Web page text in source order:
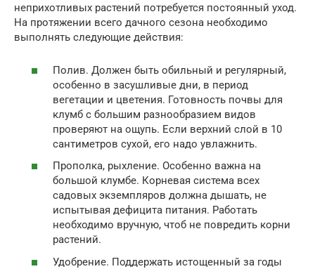
неприхотливых растений потребуется постоянный уход.
На протяжении всего дачного сезона необходимо
выполнять следующие действия:
Полив. Должен быть обильный и регулярный,
особенно в засушливые дни, в период
вегетации и цветения. Готовность почвы для
клумб с большим разнообразием видов
проверяют на ощупь. Если верхний слой в 10
сантиметров сухой, его надо увлажнить.
Прополка, рыхление. Особенно важна на
большой клумбе. Корневая система всех
садовых экземпляров должна дышать, не
испытывая дефицита питания. Работать
необходимо вручную, чтоб не повредить корни
растений.
Удобрение. Поддержать истощенный за годы